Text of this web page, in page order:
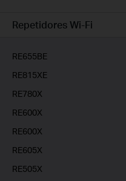
Empresas
Repetidores Wi-Fi
RE655BE
RE815XE
RE780X
RE600X
RE600X
RE605X
RE505X